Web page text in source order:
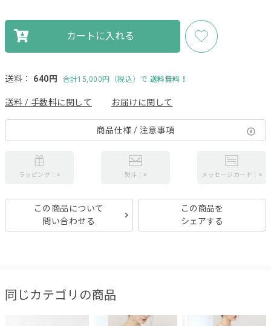
カートに入れる
送料： 640円 合計15,000円（税込）で 送料無料！
送料 / 手数料に関して お届けに関して
商品仕様 / 注意事項
ラッピング：× 熨斗：× メッセージカード：×
この商品について
問い合わせる
この商品を
シェアする
同じカテゴリの商品